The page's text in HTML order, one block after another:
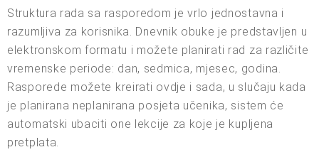
Struktura rada sa rasporedom je vrlo jednostavna i
razumljiva za korisnika. Dnevnik obuke je predstavljen u
elektronskom formatu i možete planirati rad za različite
vremenske periode: dan, sedmica, mjesec, godina.
Rasporede možete kreirati ovdje i sada, u slučaju kada
je planirana neplanirana posjeta učenika, sistem će
automatski ubaciti one lekcije za koje je kupljena
pretplata.